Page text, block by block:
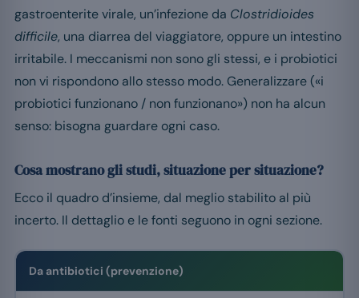
gastroenterite virale, un’infezione da Clostridioides
difficile, una diarrea del viaggiatore, oppure un intestino
irritabile. I meccanismi non sono gli stessi, e i probiotici
non vi rispondono allo stesso modo. Generalizzare («i
probiotici funzionano / non funzionano») non ha alcun
senso: bisogna guardare ogni caso.
Cosa mostrano gli studi, situazione per situazione?
Ecco il quadro d’insieme, dal meglio stabilito al più
incerto. Il dettaglio e le fonti seguono in ogni sezione.
Da antibiotici (prevenzione)